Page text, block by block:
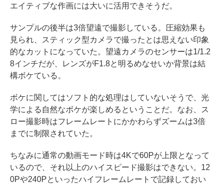
エイティブな作画には大いに活用できそうだ。
サンプルの後半は3倍望遠で撮影している。圧縮効果も
見られ、スティック型カメラで撮ったとは思えない印象
的なカットになっていた。望遠カメラのセンサーは1/1.2
8インチだが、レンズがF1.8と明るめなせいか背景は結
構ボケている。
ボケに関してはソフト的な処理はしていないそうで、光
学による自然なボケが楽しめるということだ。なお、ス
ロー撮影時はフレームレートにかかわらずズームは3倍
までに制限されていた。
ちなみに通常の動画モード時は4Kで60Pが上限となって
いるので、それ以上のハイスピード撮影はできない。12
0Pや240Pといったハイフレームレートで記録しておい